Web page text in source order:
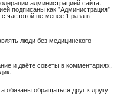
администрацией сайта.
подписаны как "Администрация"
частотой не менее 1 раза в
люди без медицинского
и даёте советы в комментариях,
обязаны обращаться друг к другу